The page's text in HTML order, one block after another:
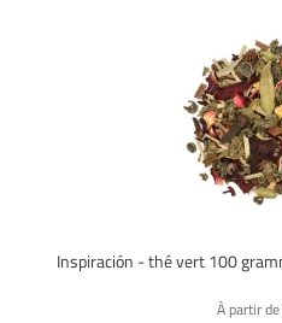
À partir de